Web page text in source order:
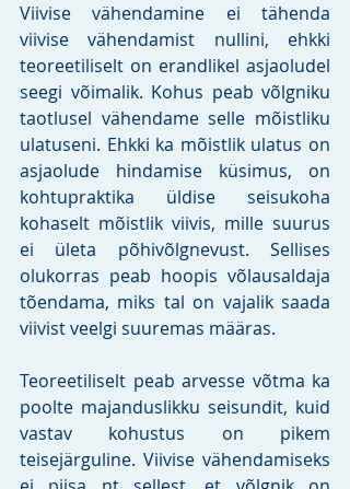
Viivise vähendamine ei tähenda
viivise vähendamist nullini, ehkki
teoreetiliselt on erandlikel asjaoludel
seegi võimalik. Kohus peab võlgniku
taotlusel vähendame selle mõistliku
ulatuseni. Ehkki ka mõistlik ulatus on
asjaolude hindamise küsimus, on
kohtupraktika üldise seisukoha
kohaselt mõistlik viivis, mille suurus
ei ületa põhivõlgnevust. Sellises
olukorras peab hoopis võlausaldaja
tõendama, miks tal on vajalik saada
viivist veelgi suuremas määras.
Teoreetiliselt peab arvesse võtma ka
poolte majanduslikku seisundit, kuid
vastav kohustus on pikem
teisejärguline. Viivise vähendamiseks